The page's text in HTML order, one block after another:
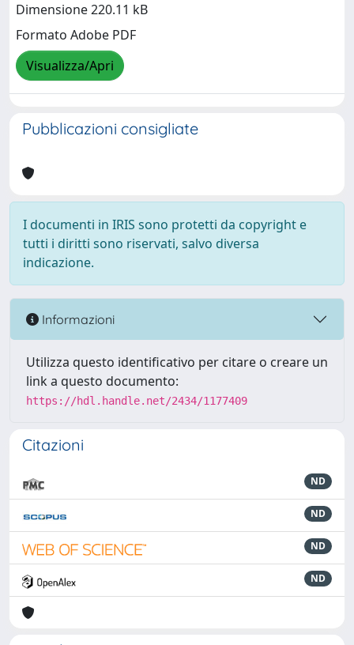
Dimensione 220.11 kB
Formato Adobe PDF
Visualizza/Apri
Pubblicazioni consigliate
I documenti in IRIS sono protetti da copyright e
tutti i diritti sono riservati, salvo diversa
indicazione.
Informazioni
Utilizza questo identificativo per citare o creare un
link a questo documento:
https://hdl.handle.net/2434/1177409
Citazioni
ND
ND
ND
ND